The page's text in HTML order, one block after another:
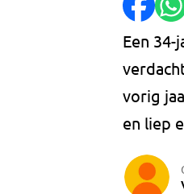
Een
vorig
en liep